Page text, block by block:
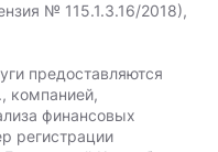
№ 115.1.3.16/2018),
предоставляются
компанией,
финансовых
регистрации